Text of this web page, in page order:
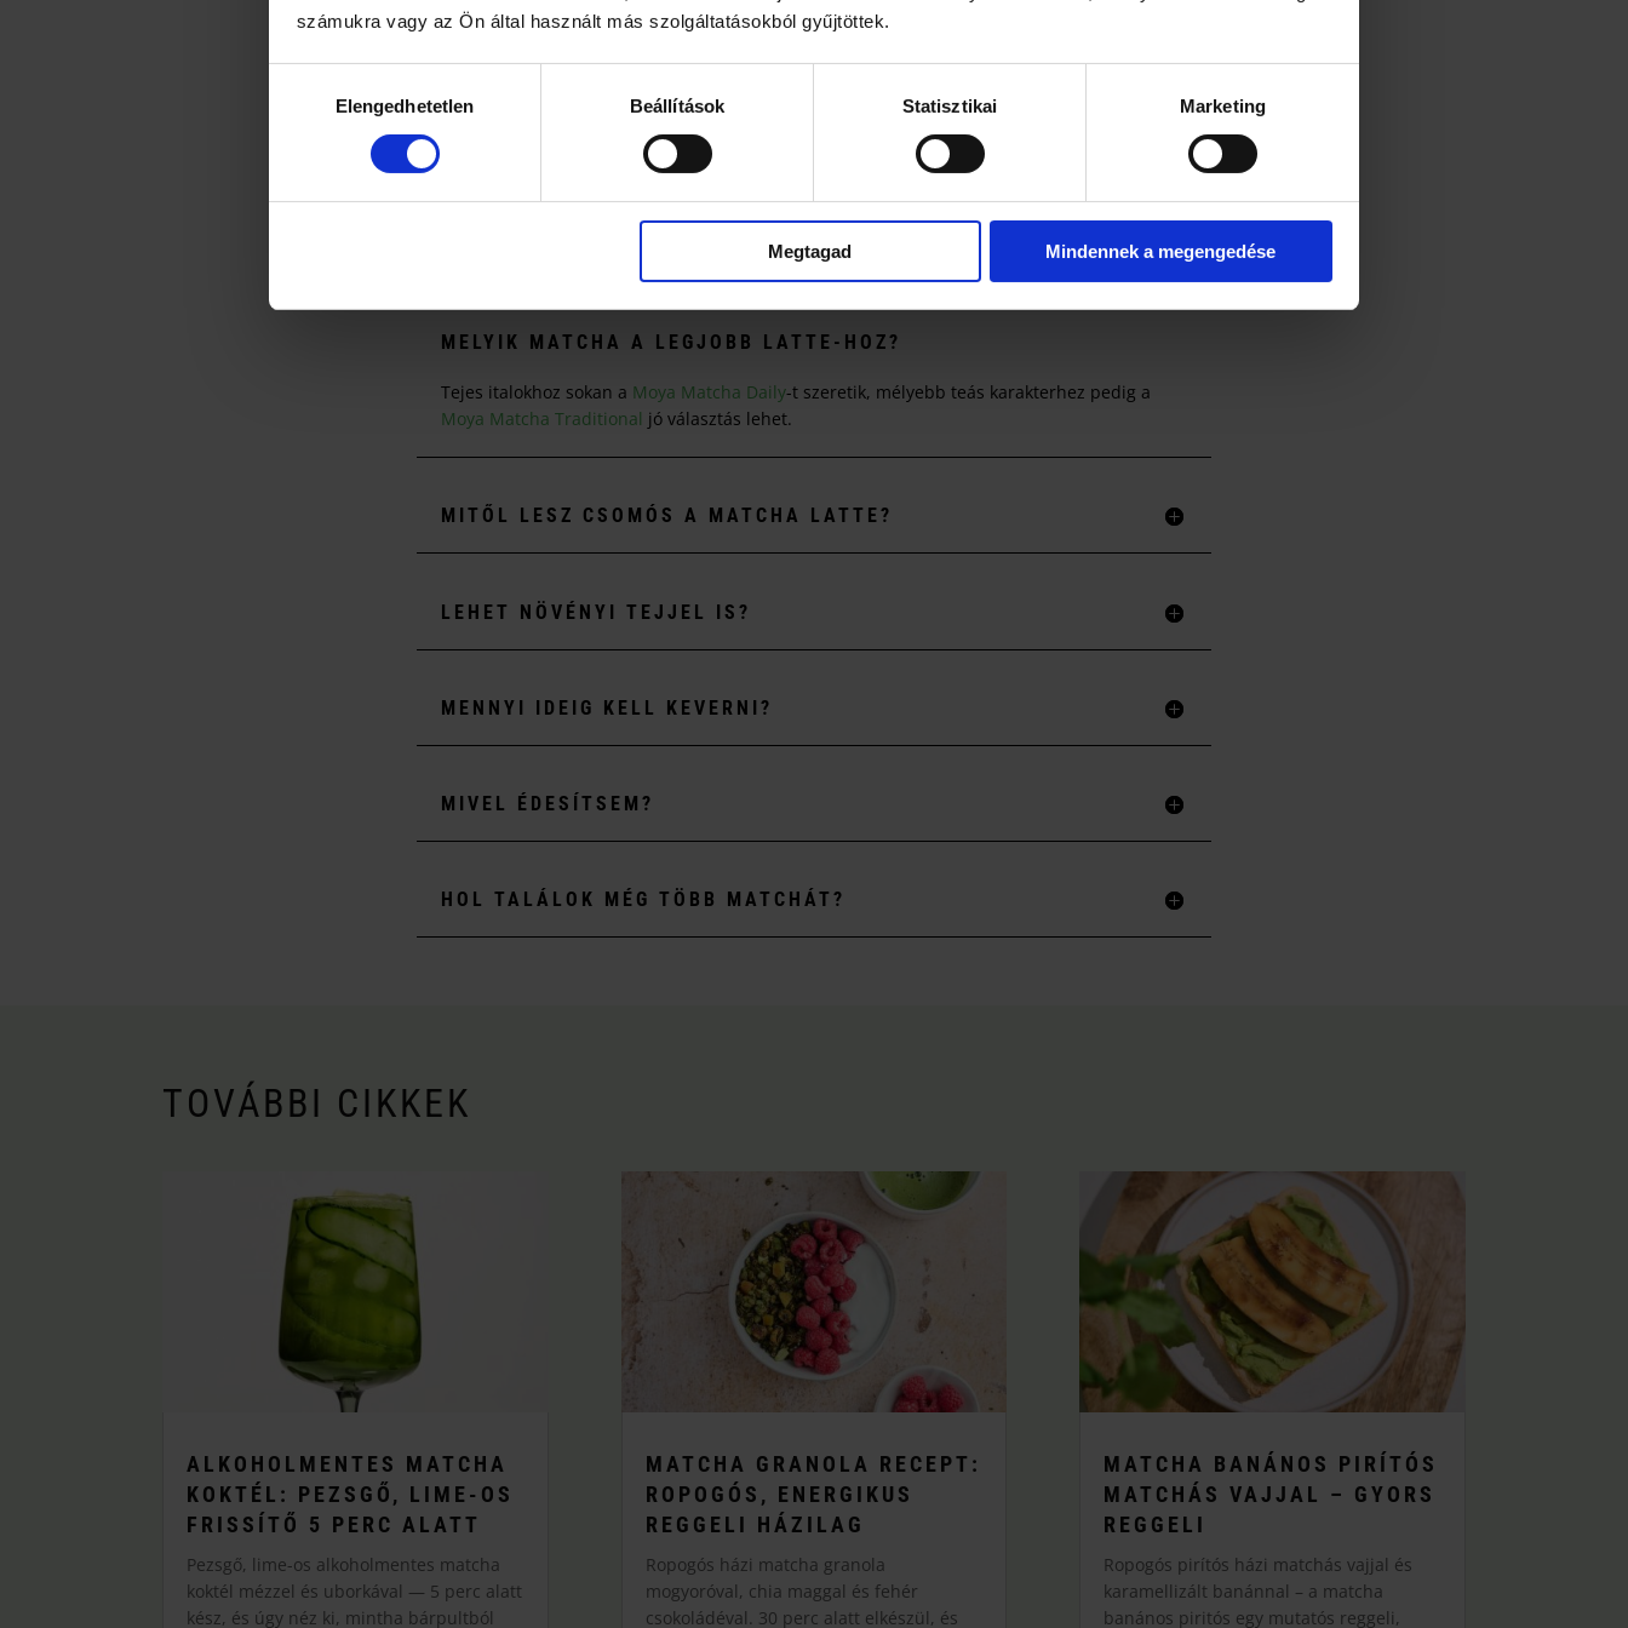
számukra vagy az Ön által használt más szolgáltatásokból gyűjtöttek.
kiválasztásaElengedhetetlen Beállítások Statisztikai Marketing
Megtagad Mindennek a megengedése
Mindig keverd ki a matchát kevés vízzel, és csak utána jöhet a tej.
Habosításnál inkább “melegíts és habosíts”, ne forralj.
Édesítésnél kezdd kevesebbel, majd kóstolj és finomíts.
elektromos kézi keverőgyorsít és csomómentesít.
MELYIK MATCHA A LEGJOBB LATTE-HOZ?
Tejes italokhoz sokan a Moya Matcha Daily-t szeretik, mélyebb teás karakterhez pedig a
Moya Matcha Traditional jó választás lehet.
MITŐL LESZ CSOMÓS A MATCHA LATTE?
LEHET NÖVÉNYI TEJJEL IS?
MENNYI IDEIG KELL KEVERNI?
MIVEL ÉDESÍTSEM?
HOL TALÁLOK MÉG TÖBB MATCHÁT?
TOVÁBBI CIKKEK
ALKOHOLMENTES MATCHA
KOKTÉL: PEZSGŐ, LIME-OS
FRISSÍTŐ 5 PERC ALATT
Pezsgő, lime-os alkoholmentes matcha
koktél mézzel és uborkával — 5 perc alatt
kész, és úgy néz ki, mintha bárpultból
MATCHA GRANOLA RECEPT:
ROPOGÓS, ENERGIKUS
REGGELI HÁZILAG
Ropogós házi matcha granola
mogyoróval, chia maggal és fehér
csokoládéval. 30 perc alatt elkészül, és
MATCHA BANÁNOS PIRÍTÓS
MATCHÁS VAJJAL – GYORS
REGGELI
Ropogós pirítós házi matchás vajjal és
karamellizált banánnal – a matcha
banános piritós egy mutatós reggeli,